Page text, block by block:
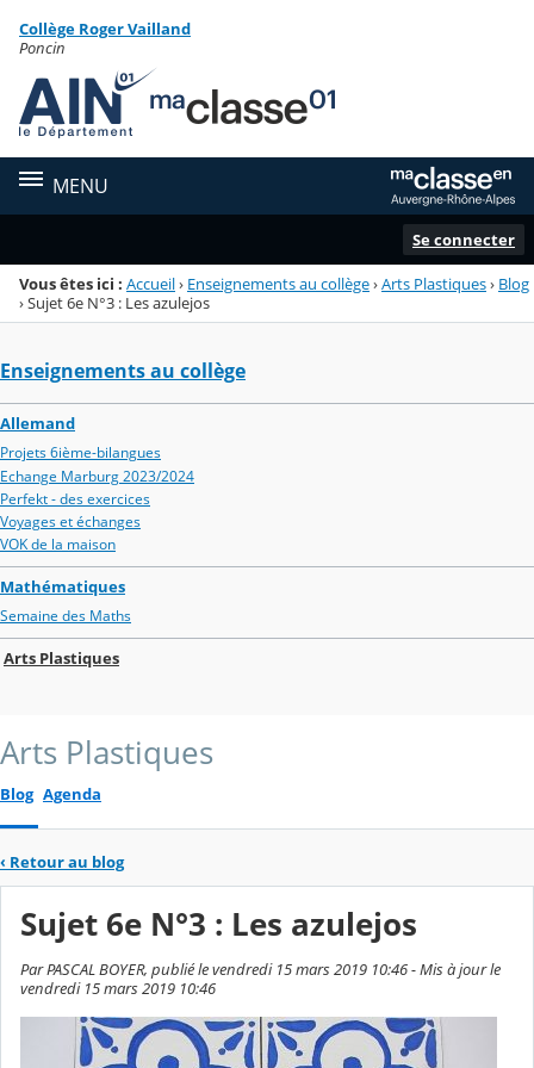
Menu de la rubrique
Contenu
Collège Roger Vailland
Poncin
MENU
Se connecter
Vous êtes ici : Accueil› Enseignements au collège›Arts Plastiques› Blog
›Sujet 6e N°3 : Les azulejos
Enseignements au collège
Allemand
Projets 6ième-bilangues
Echange Marburg 2023/2024
Perfekt - des exercices
Voyages et échanges
VOK de la maison
Mathématiques
Semaine des Maths
Arts Plastiques
Arts Plastiques
Blog Agenda
‹ Retour au blog
Sujet 6e N°3 : Les azulejos
Par PASCAL BOYER, publié le vendredi 15 mars 2019 10:46 - Mis à jour le
vendredi 15 mars 2019 10:46